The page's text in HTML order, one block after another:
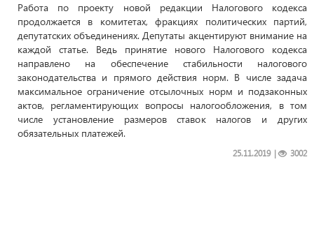
Работа по проекту новой редакции Налогового кодекса
продолжается в комитетах, фракциях политических партий,
депутатских объединениях. Депутаты акцентируют внимание на
каждой статье. Ведь принятие нового Налогового кодекса
направлено на обеспечение стабильности налогового
законодательства и прямого действия норм. В числе задача
максимальное ограничение отсылочных норм и подзаконных
актов, регламентирующих вопросы налогообложения, в том
числе установление размеров ставок налогов и других
обязательных платежей.
| 3002
25.11.2019